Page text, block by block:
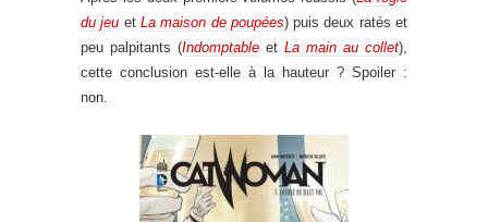
du jeu et La maison de poupées) puis deux ratés et
peu palpitants (Indomptable et La main au collet),
cette conclusion est-elle à la hauteur ? Spoiler :
non.